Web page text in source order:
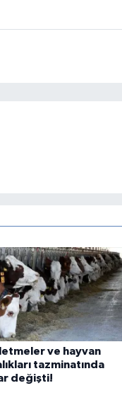
ve hayvan
tazminatında
değişti!